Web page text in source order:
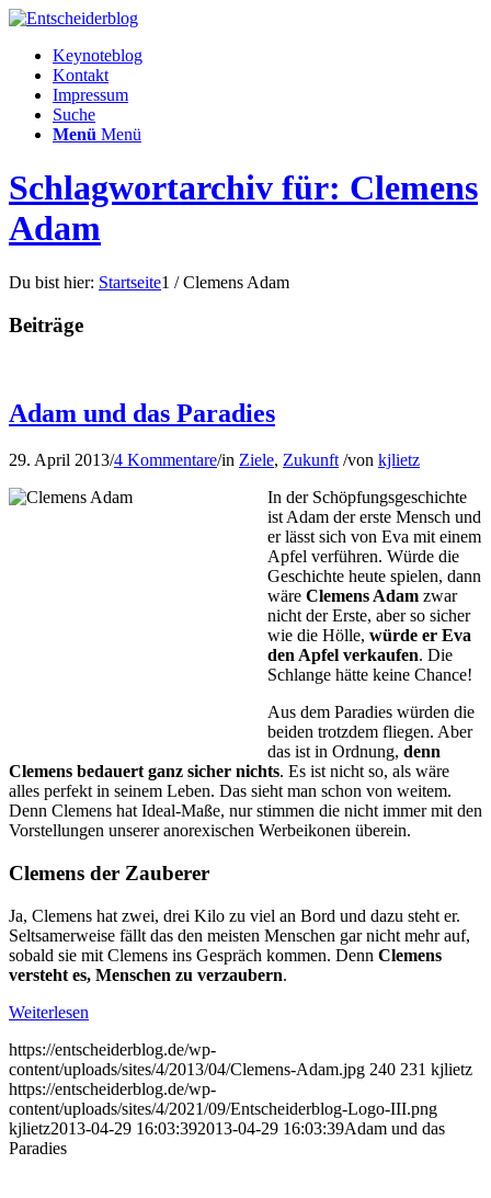
Keynoteblog
Kontakt
Impressum
Suche
Menü Menü
Schlagwortarchiv für: Clemens
Adam
Du bist hier: Startseite1 / Clemens Adam
Beiträge
Adam und das Paradies
29. April 2013/4 Kommentare/in Ziele, Zukunft /von kjlietz
In der Schöpfungsgeschichte
ist Adam der erste Mensch und
er lässt sich von Eva mit einem
Apfel verführen. Würde die
Geschichte heute spielen, dann
wäre Clemens Adam zwar
nicht der Erste, aber so sicher
wie die Hölle, würde er Eva
den Apfel verkaufen. Die
Schlange hätte keine Chance!
Aus dem Paradies würden die
beiden trotzdem fliegen. Aber
das ist in Ordnung, denn
Clemens bedauert ganz sicher nichts. Es ist nicht so, als wäre
alles perfekt in seinem Leben. Das sieht man schon von weitem.
Denn Clemens hat Ideal-Maße, nur stimmen die nicht immer mit den
Vorstellungen unserer anorexischen Werbeikonen überein.
Clemens der Zauberer
Ja, Clemens hat zwei, drei Kilo zu viel an Bord und dazu steht er.
Seltsamerweise fällt das den meisten Menschen gar nicht mehr auf,
sobald sie mit Clemens ins Gespräch kommen. Denn Clemens
versteht es, Menschen zu verzaubern.
Weiterlesen
https://entscheiderblog.de/wp-
content/uploads/sites/4/2013/04/Clemens-Adam.jpg 240 231 kjlietz
https://entscheiderblog.de/wp-
content/uploads/sites/4/2021/09/Entscheiderblog-Logo-III.png
kjlietz2013-04-29 16:03:392013-04-29 16:03:39Adam und das
Paradies